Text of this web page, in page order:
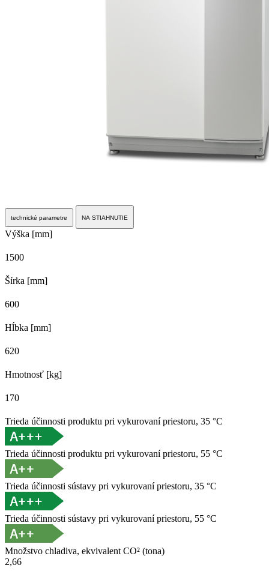
technické parametre NA STIAHNUTIE
Výška [mm]
1500
Šírka [mm]
600
Hĺbka [mm]
620
Hmotnosť [kg]
170
Trieda účinnosti produktu pri vykurovaní priestoru, 35 °C
Trieda účinnosti produktu pri vykurovaní priestoru, 55 °C
Trieda účinnosti sústavy pri vykurovaní priestoru, 35 °C
Trieda účinnosti sústavy pri vykurovaní priestoru, 55 °C
Množstvo chladiva, ekvivalent CO² (tona)
2,66